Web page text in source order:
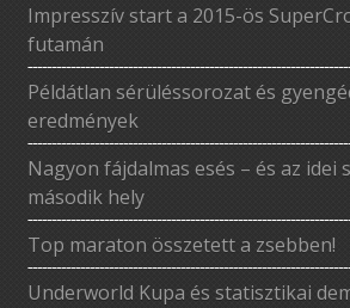
Impresszív start a 2015-ös
futamán
Példátlan sérüléssorozat és
eredmények
Nagyon fájdalmas esés – és az idei
második hely
Top maraton összetett a zsebben!
Underworld Kupa és statisztikai